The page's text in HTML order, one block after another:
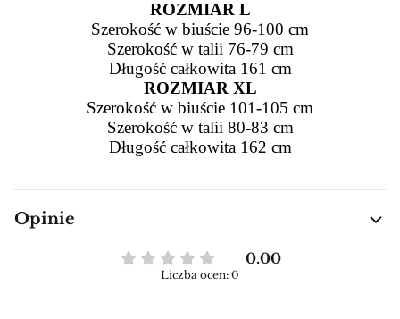
ROZMIAR L
Szerokość w biuście 96-100 cm
Szerokość w talii 76-79 cm
Długość całkowita 161 cm
ROZMIAR XL
Szerokość w biuście 101-105 cm
Szerokość w talii 80-83 cm
Długość całkowita 162 cm
Opinie
0.00
Liczba ocen: 0